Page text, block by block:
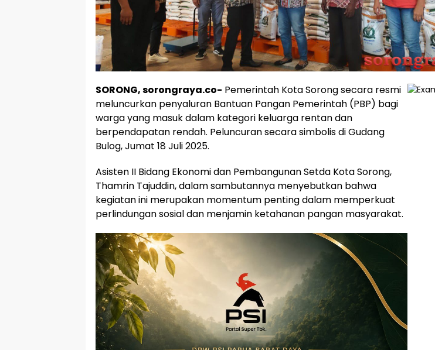
SORONG, sorongraya.co- Pemerintah Kota Sorong secara resmi
meluncurkan penyaluran Bantuan Pangan Pemerintah (PBP) bagi
warga yang masuk dalam kategori keluarga rentan dan
berpendapatan rendah. Peluncuran secara simbolis di Gudang
Bulog, Jumat 18 Juli 2025.
Asisten II Bidang Ekonomi dan Pembangunan Setda Kota Sorong,
Thamrin Tajuddin, dalam sambutannya menyebutkan bahwa
kegiatan ini merupakan momentum penting dalam memperkuat
perlindungan sosial dan menjamin ketahanan pangan masyarakat.